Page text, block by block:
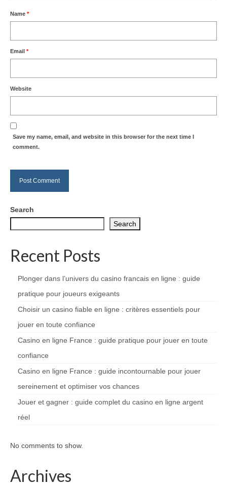
Name *
Email *
Website
Save my name, email, and website in this browser for the next time I
comment.
Search
Search
Recent Posts
Plonger dans l’univers du casino francais en ligne : guide
pratique pour joueurs exigeants
Choisir un casino fiable en ligne : critères essentiels pour
jouer en toute confiance
Casino en ligne France : guide pratique pour jouer en toute
confiance
Casino en ligne France : guide incontournable pour jouer
sereinement et optimiser vos chances
Jouer et gagner : guide complet du casino en ligne argent
réel
No comments to show.
Archives